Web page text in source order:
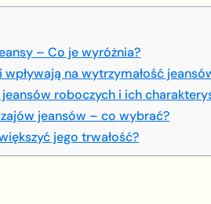
– Co je wyróżnia?
na wytrzymałość
roboczych i ich
jeansów – co wybrać?
jego trwałość?